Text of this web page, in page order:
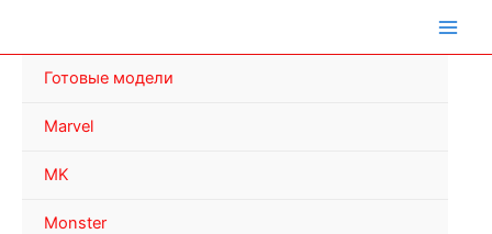
Готовые модели
Marvel
MK
Monster